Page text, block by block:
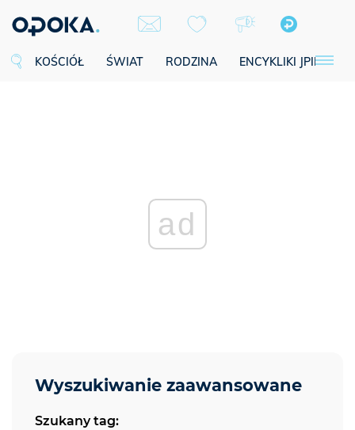
KOŚCIÓŁ ŚWIAT RODZINA ENCYKLIKI JPII
ad
Szukany tag: